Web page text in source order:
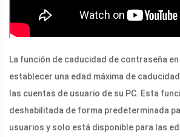
La función de caducidad de contraseña
establecer una edad máxima de
las cuentas de usuario de su PC. Esta
deshabilitada de forma predeterminada
usuarios y solo está disponible para las